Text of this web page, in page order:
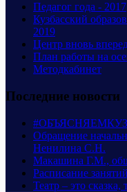
Педагог года - 2017
Кузбасский
2019
Центр вновь
План работы на
Методкабинет
Последние новости
Обращение
Ненилина С.Н.
Макашина Г.М.,
Расписание
Театр – это сказка,